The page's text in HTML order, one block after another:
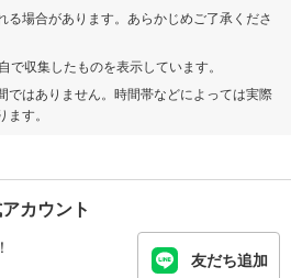
る場合があります。あらかじめご了承くださ
で収集したものを表示しています。
ではありません。時間帯などによっては実際
す。
カウント
友だち追加